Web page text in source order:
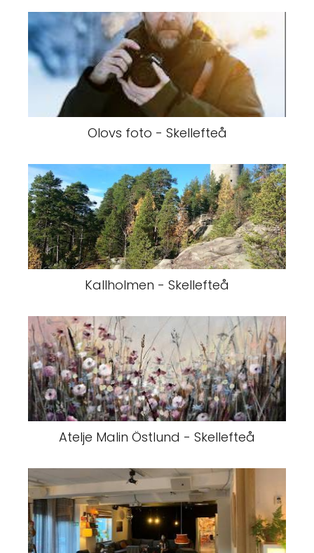
Olovs foto - Skellefteå
Kallholmen - Skellefteå
Atelje Malin Östlund - Skellefteå